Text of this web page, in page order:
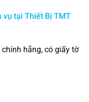
vụ tại Thiết Bị TMT
hãng, có giấy tờ